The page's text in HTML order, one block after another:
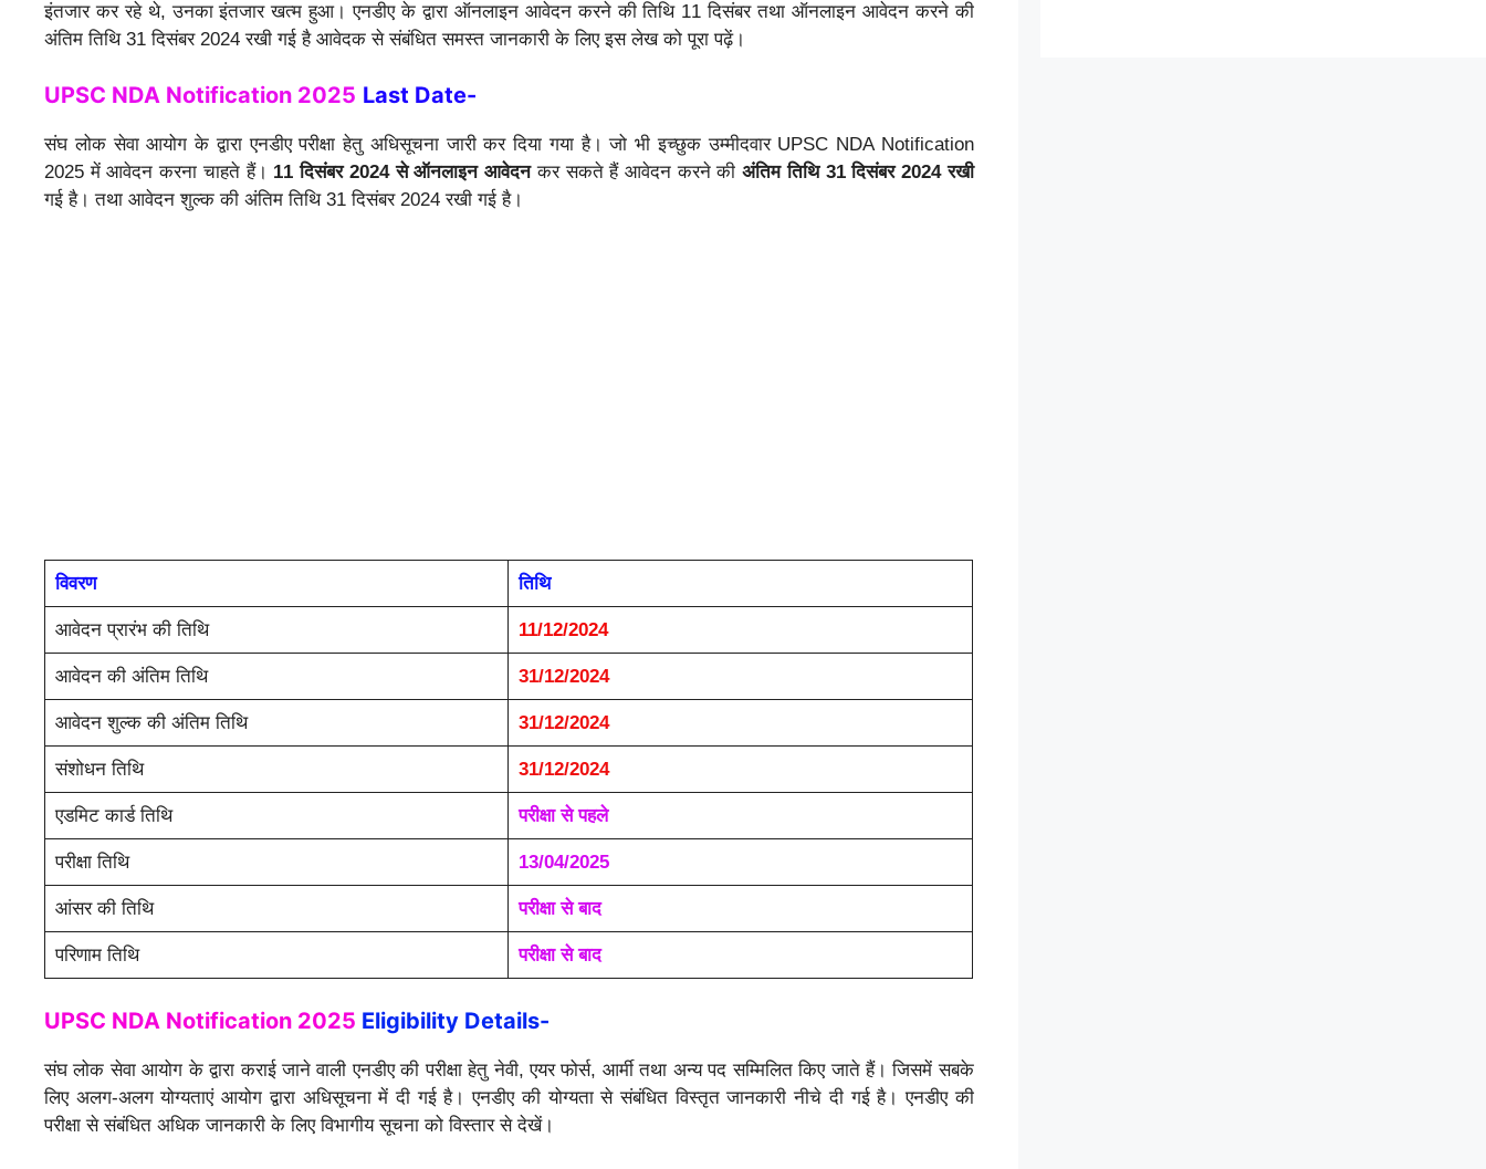
इंतजार कर रहे थे, उनका इंतजार खत्म हुआ। एनडीए के द्वारा ऑनलाइन आवेदन करने की तिथि 11 दिसंबर तथा ऑनलाइन आवेदन करने की
अंतिम तिथि 31 दिसंबर 2024 रखी गई है आवेदक से संबंधित समस्त जानकारी के लिए इस लेख को पूरा पढ़ें।
UPSC NDA Notification 2025 Last Date-
संघ लोक सेवा आयोग के द्वारा एनडीए परीक्षा हेतु अधिसूचना जारी कर दिया गया है। जो भी इच्छुक उम्मीदवार UPSC NDA Notification
2025 में आवेदन करना चाहते हैं। 11 दिसंबर 2024 से ऑनलाइन आवेदनकर सकते हैं आवेदन करने कीअंतिम तिथि 31 दिसंबर 2024 रखी
गई है। तथा आवेदन शुल्क की अंतिम तिथि 31 दिसंबर 2024 रखी गई है।
विवरण तिथि
आवेदन प्रारंभ की तिथि 11/12/2024
आवेदन की अंतिम तिथि 31/12/2024
आवेदन शुल्क की अंतिम तिथि 31/12/2024
संशोधन तिथि 31/12/2024
एडमिट कार्ड तिथि परीक्षा से पहले
परीक्षा तिथि 13/04/2025
आंसर की तिथि परीक्षा से बाद
परिणाम तिथि परीक्षा से बाद
UPSC NDA Notification 2025 Eligibility Details-
संघ लोक सेवा आयोग के द्वारा कराई जाने वाली एनडीए की परीक्षा हेतु नेवी, एयर फोर्स, आर्मी तथा अन्य पद सम्मिलित किए जाते हैं। जिसमें सबके
लिए अलग-अलग योग्यताएं आयोग द्वारा अधिसूचना में दी गई है। एनडीए की योग्यता से संबंधित विस्तृत जानकारी नीचे दी गई है। एनडीए की
परीक्षा से संबंधित अधिक जानकारी के लिए विभागीय सूचना को विस्तार से देखें।